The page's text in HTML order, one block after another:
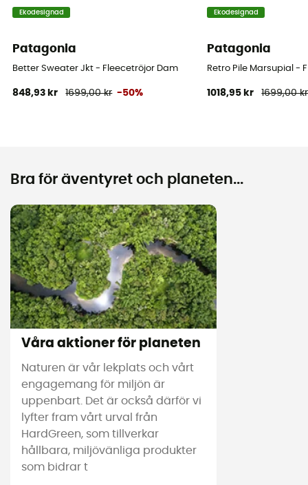
Ekodesignad
Patagonia
Better Sweater Jkt - Fleecetröjor Dam
848,93 kr 1699,00 kr -50%
Ekodesignad
Patagonia
Retro Pile Marsupial -
1018,95 kr 1699,00 kr
Bra för äventyret och planeten...
Våra aktioner för planeten
Naturen är vår lekplats och vårt
engagemang för miljön är
uppenbart. Det är också därför vi
lyfter fram vårt urval från
HardGreen, som tillverkar
hållbara, miljövänliga produkter
som bidrar t